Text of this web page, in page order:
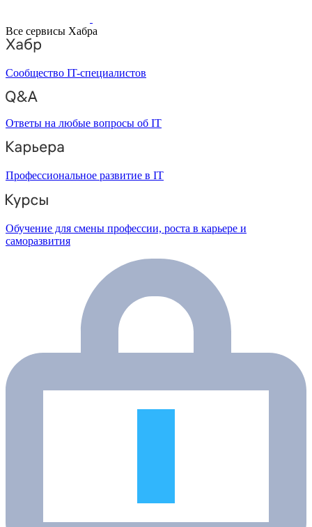
Все сервисы Хабра
Сообщество IT-специалистов
Ответы на любые вопросы об IT
Профессиональное развитие в IT
Обучение для смены профессии, роста в карьере и
саморазвития